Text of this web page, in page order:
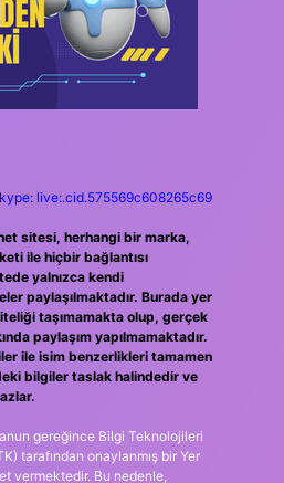
live:.cid.575569c608265c69
sitesi, herhangi bir marka,
ile hiçbir bağlantısı
yalnızca kendi
paylaşılmaktadır. Burada yer
taşımamakta olup, gerçek
paylaşım yapılmamaktadır.
ile isim benzerlikleri tamamen
bilgiler taslak halindedir ve
gereğince Bilgi Teknolojileri
tarafından onaylanmış bir Yer
vermektedir. Bu nedenle,